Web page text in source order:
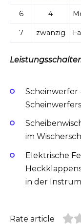
6 4
7 zwanzig
Scheinwerfer
im
Elektrische
in der
Rate article